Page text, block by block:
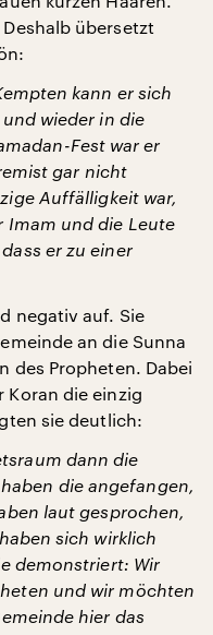
übersetzt
kann er sich
wieder in die
Fest war er
gar nicht
Auffälligkeit war,
Imam und die Leute
er zu einer
negativ auf. Sie
an die Sunna
des Propheten. Dabei
Koran die einzig
sie deutlich:
dann die
die angefangen,
laut gesprochen,
sich wirklich
demonstriert: Wir
und wir möchten
hier das